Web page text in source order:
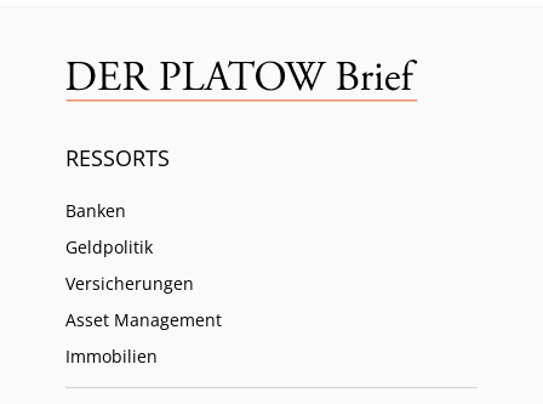
RESSORTS
Banken
Geldpolitik
Versicherungen
Asset Management
Immobilien